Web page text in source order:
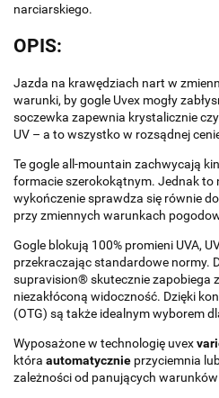
narciarskiego.
OPIS:
Jazda na krawędziach nart w
warunki, by gogle Uvex mogły
soczewka zapewnia krystalicznie
UV – a to wszystko w rozsądnej
Te gogle all-mountain zachwycają
formacie szerokokątnym. Jednak to
wykończenie sprawdza się równie
przy zmiennych warunkach
Gogle blokują 100% promieni UVA,
przekraczając standardowe normy.
supravision® skutecznie zapobiega
niezakłóconą widoczność. Dzięki
(OTG) są także idealnym wyborem
Wyposażone w technologię uvex
która automatycznie przyciemnia
zależności od panujących